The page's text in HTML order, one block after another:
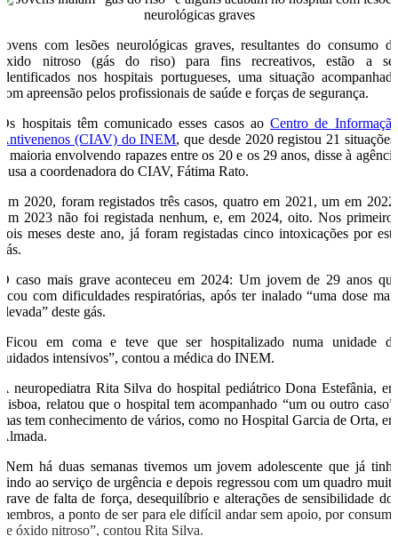
Jovens com lesões neurológicas graves, resultantes do consumo de
óxido nitroso (gás do riso) para fins recreativos, estão a ser
identificados nos hospitais portugueses, uma situação acompanhada
com apreensão pelos profissionais de saúde e forças de segurança.
Os hospitais têm comunicado esses casos aoCentro de Informação
Antivenenos (CIAV) do INEM, que desde 2020 registou 21 situações,
a maioria envolvendo rapazes entre os 20 e os 29 anos, disse à agência
Lusa a coordenadora do CIAV, Fátima Rato.
Em 2020, foram registados três casos, quatro em 2021, um em 2022.
Em 2023 não foi registada nenhum, e, em 2024, oito. Nos primeiros
dois meses deste ano, já foram registadas cinco intoxicações por este
gás.
O caso mais grave aconteceu em 2024: Um jovem de 29 anos que
ficou com dificuldades respiratórias, após ter inalado “uma dose mais
elevada” deste gás.
“Ficou em coma e teve que ser hospitalizado numa unidade de
cuidados intensivos”, contou a médica do INEM.
A neuropediatra Rita Silva do hospital pediátrico Dona Estefânia, em
Lisboa, relatou que o hospital tem acompanhado “um ou outro caso”,
mas tem conhecimento de vários, como no Hospital Garcia de Orta, em
Almada.
“Nem há duas semanas tivemos um jovem adolescente que já tinha
vindo ao serviço de urgência e depois regressou com um quadro muito
grave de falta de força, desequilíbrio e alterações de sensibilidade dos
membros, a ponto de ser para ele difícil andar sem apoio, por consumo
de óxido nitroso”, contou Rita Silva.